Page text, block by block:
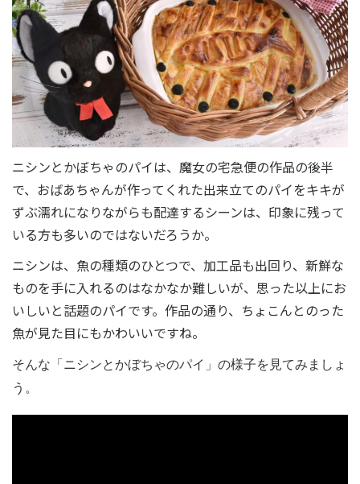
ニシンとかぼちゃのパイは、魔女の宅急便の作品の後半
で、おばあちゃんが作ってくれた出来立てのパイをキキが
ずぶ濡れになりながらも配達するシーンは、印象に残って
いる方も多いのではないだろうか。
ニシンは、魚の種類のひとつで、加工品も出回り、新鮮な
ものを手に入れるのはなかなか難しいが、思った以上にお
いしいと話題のパイです。作品の通り、ちょこんとのった
魚が見た目にもかわいいですね。
そんな「ニシンとかぼちゃのパイ」の様子を見てみましょ
う。